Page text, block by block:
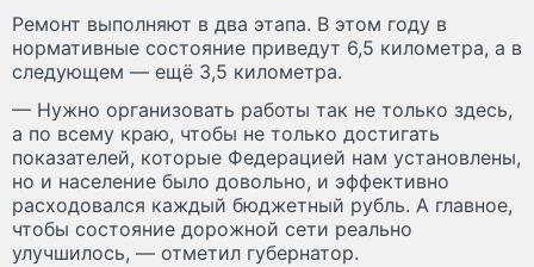
Ремонт выполняют в два этапа. В этом году в
нормативные состояние приведут 6,5 километра, а в
следующем — ещё 3,5 километра.
— Нужно организовать работы так не только здесь,
а по всему краю, чтобы не только достигать
показателей, которые Федерацией нам установлены,
но и население было довольно, и эффективно
расходовался каждый бюджетный рубль. А главное,
чтобы состояние дорожной сети реально
улучшилось, — отметил губернатор.